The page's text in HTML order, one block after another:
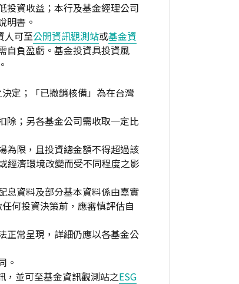
投資收益；本行及基金經理公司
明書。
人可至公開資訊觀測站或基金資
自負盈虧。基金投資具投資風
定；「已撤銷核備」為在台灣
除；另各基金公司需收取一定比
為限，且投資總金額不得超過該
經濟環境改變而受不同程度之影
息資料及部分基本資料係由嘉實
何投資決策前，應審慎評估自
正常呈現，詳細仍應以各基金公
。
，並可至基金資訊觀測站之ESG